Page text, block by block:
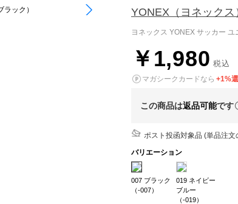
YONEX （ヨネックス
ヨネックス YONEX サッカー ユ
￥1,980 税込
マガシークカードなら +1%
この商品は返品可能です
ポスト投函対象品 (単品注文
バリエーション
007 ブラック
（-007）
019 ネイビー
ブルー
（-019）